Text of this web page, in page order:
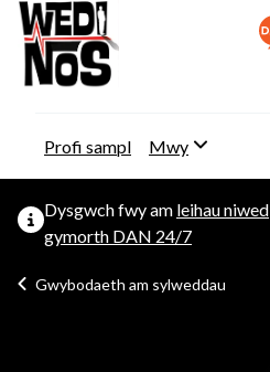
Profi sampl Mwy
Dysgwch fwy am leihau niwed
gymorth DAN 24/7
Gwybodaeth am sylweddau